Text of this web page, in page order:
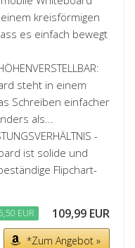
kreisförmigen
es einfach bewegt
steht in einem
Schreiben einfacher
als...
-
ist solide und
Flipchart-
EUR 109,99 EUR
*Zum Angebot »